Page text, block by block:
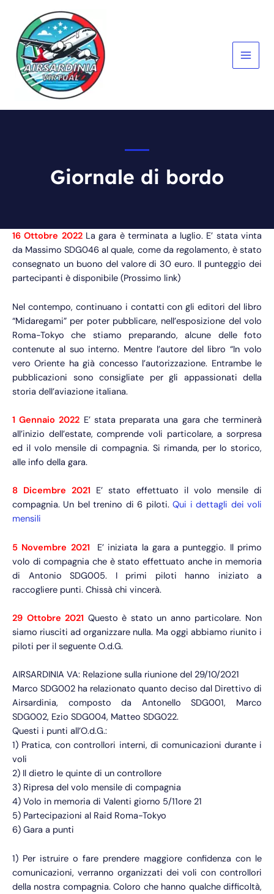
contenuto
MAIN
Giornale di bordo
16 Ottobre 2022La gara è terminata a luglio. E’ stata vinta
da Massimo SDG046 al quale, come da regolamento, è stato
consegnato un buono del valore di 30 euro. Il punteggio dei
partecipanti è disponibile (Prossimo link)
Nel contempo, continuano i contatti con gli editori del libro
“Midaregami” per poter pubblicare, nell’esposizione del volo
Roma-Tokyo che stiamo preparando, alcune delle foto
contenute al suo interno. Mentre l’autore del libro “In volo
vero Oriente ha già concesso l’autorizzazione. Entrambe le
pubblicazioni sono consigliate per gli appassionati della
storia dell’aviazione italiana.
1 Gennaio 2022 E’ stata preparata una gara che terminerà
all’inizio dell’estate, comprende voli particolare, a sorpresa
ed il volo mensile di compagnia. Si rimanda, per lo storico,
alle info della gara.
8 Dicembre 2021 E’ stato effettuato il volo mensile di
compagnia. Un bel trenino di 6 piloti.Qui i dettagli dei voli
mensili
5 Novembre 2021 E’ iniziata la gara a punteggio. Il primo
volo di compagnia che è stato effettuato anche in memoria
di Antonio SDG005. I primi piloti hanno iniziato a
raccogliere punti. Chissà chi vincerà.
29 Ottobre 2021 Questo è stato un anno particolare. Non
siamo riusciti ad organizzare nulla. Ma oggi abbiamo riunito i
piloti per il seguente O.d.G.
AIRSARDINIA VA: Relazione sulla riunione del 29/10/2021
Marco SDG002 ha relazionato quanto deciso dal Direttivo di
Airsardinia, composto da Antonello SDG001, Marco
SDG002, Ezio SDG004, Matteo SDG022.
Questi i punti all’O.d.G.:
1) Pratica, con controllori interni, di comunicazioni durante i
voli
2) Il dietro le quinte di un controllore
3) Ripresa del volo mensile di compagnia
4) Volo in memoria di Valenti giorno 5/11ore 21
5) Partecipazioni al Raid Roma-Tokyo
6) Gara a punti
1) Per istruire o fare prendere maggiore confidenza con le
comunicazioni, verranno organizzati dei voli con controllori
della nostra compagnia. Coloro che hanno qualche difficoltà,